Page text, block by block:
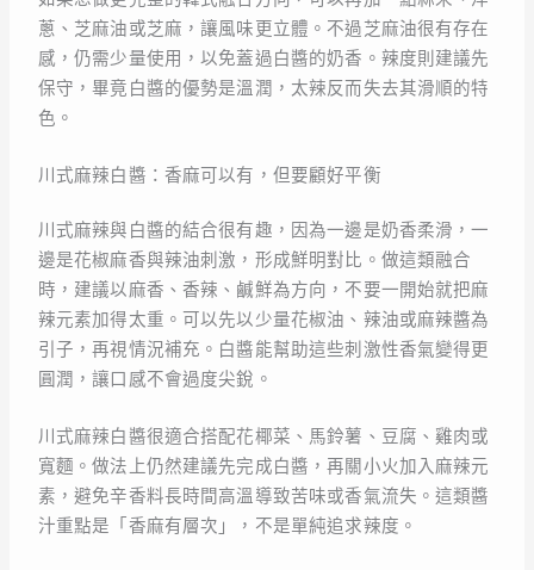
蔥、芝麻油或芝麻，讓風味更立體。不過芝麻油很有存在
感，仍需少量使用，以免蓋過白醬的奶香。辣度則建議先
保守，畢竟白醬的優勢是溫潤，太辣反而失去其滑順的特
色。
川式麻辣白醬：香麻可以有，但要顧好平衡
川式麻辣與白醬的結合很有趣，因為一邊是奶香柔滑，一
邊是花椒麻香與辣油刺激，形成鮮明對比。做這類融合
時，建議以麻香、香辣、鹹鮮為方向，不要一開始就把麻
辣元素加得太重。可以先以少量花椒油、辣油或麻辣醬為
引子，再視情況補充。白醬能幫助這些刺激性香氣變得更
圓潤，讓口感不會過度尖銳。
川式麻辣白醬很適合搭配花椰菜、馬鈴薯、豆腐、雞肉或
寬麵。做法上仍然建議先完成白醬，再關小火加入麻辣元
素，避免辛香料長時間高溫導致苦味或香氣流失。這類醬
汁重點是「香麻有層次」，不是單純追求辣度。